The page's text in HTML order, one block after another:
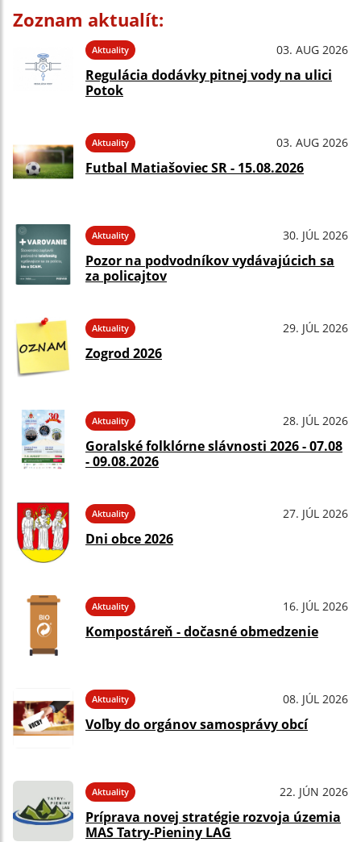
Zoznam aktualít:
Aktuality 03. AUG 2026
Regulácia dodávky pitnej vody na ulici
Potok
Aktuality 03. AUG 2026
Futbal Matiašoviec SR - 15.08.2026
Aktuality 30. JÚL 2026
Pozor na podvodníkov vydávajúcich sa
za policajtov
Aktuality 29. JÚL 2026
Zogrod 2026
Aktuality 28. JÚL 2026
Goralské folklórne slávnosti 2026 - 07.08
- 09.08.2026
Aktuality 27. JÚL 2026
Dni obce 2026
Aktuality 16. JÚL 2026
Kompostáreň - dočasné obmedzenie
Aktuality 08. JÚL 2026
Voľby do orgánov samosprávy obcí
Aktuality 22. JÚN 2026
Príprava novej stratégie rozvoja územia
MAS Tatry-Pieniny LAG